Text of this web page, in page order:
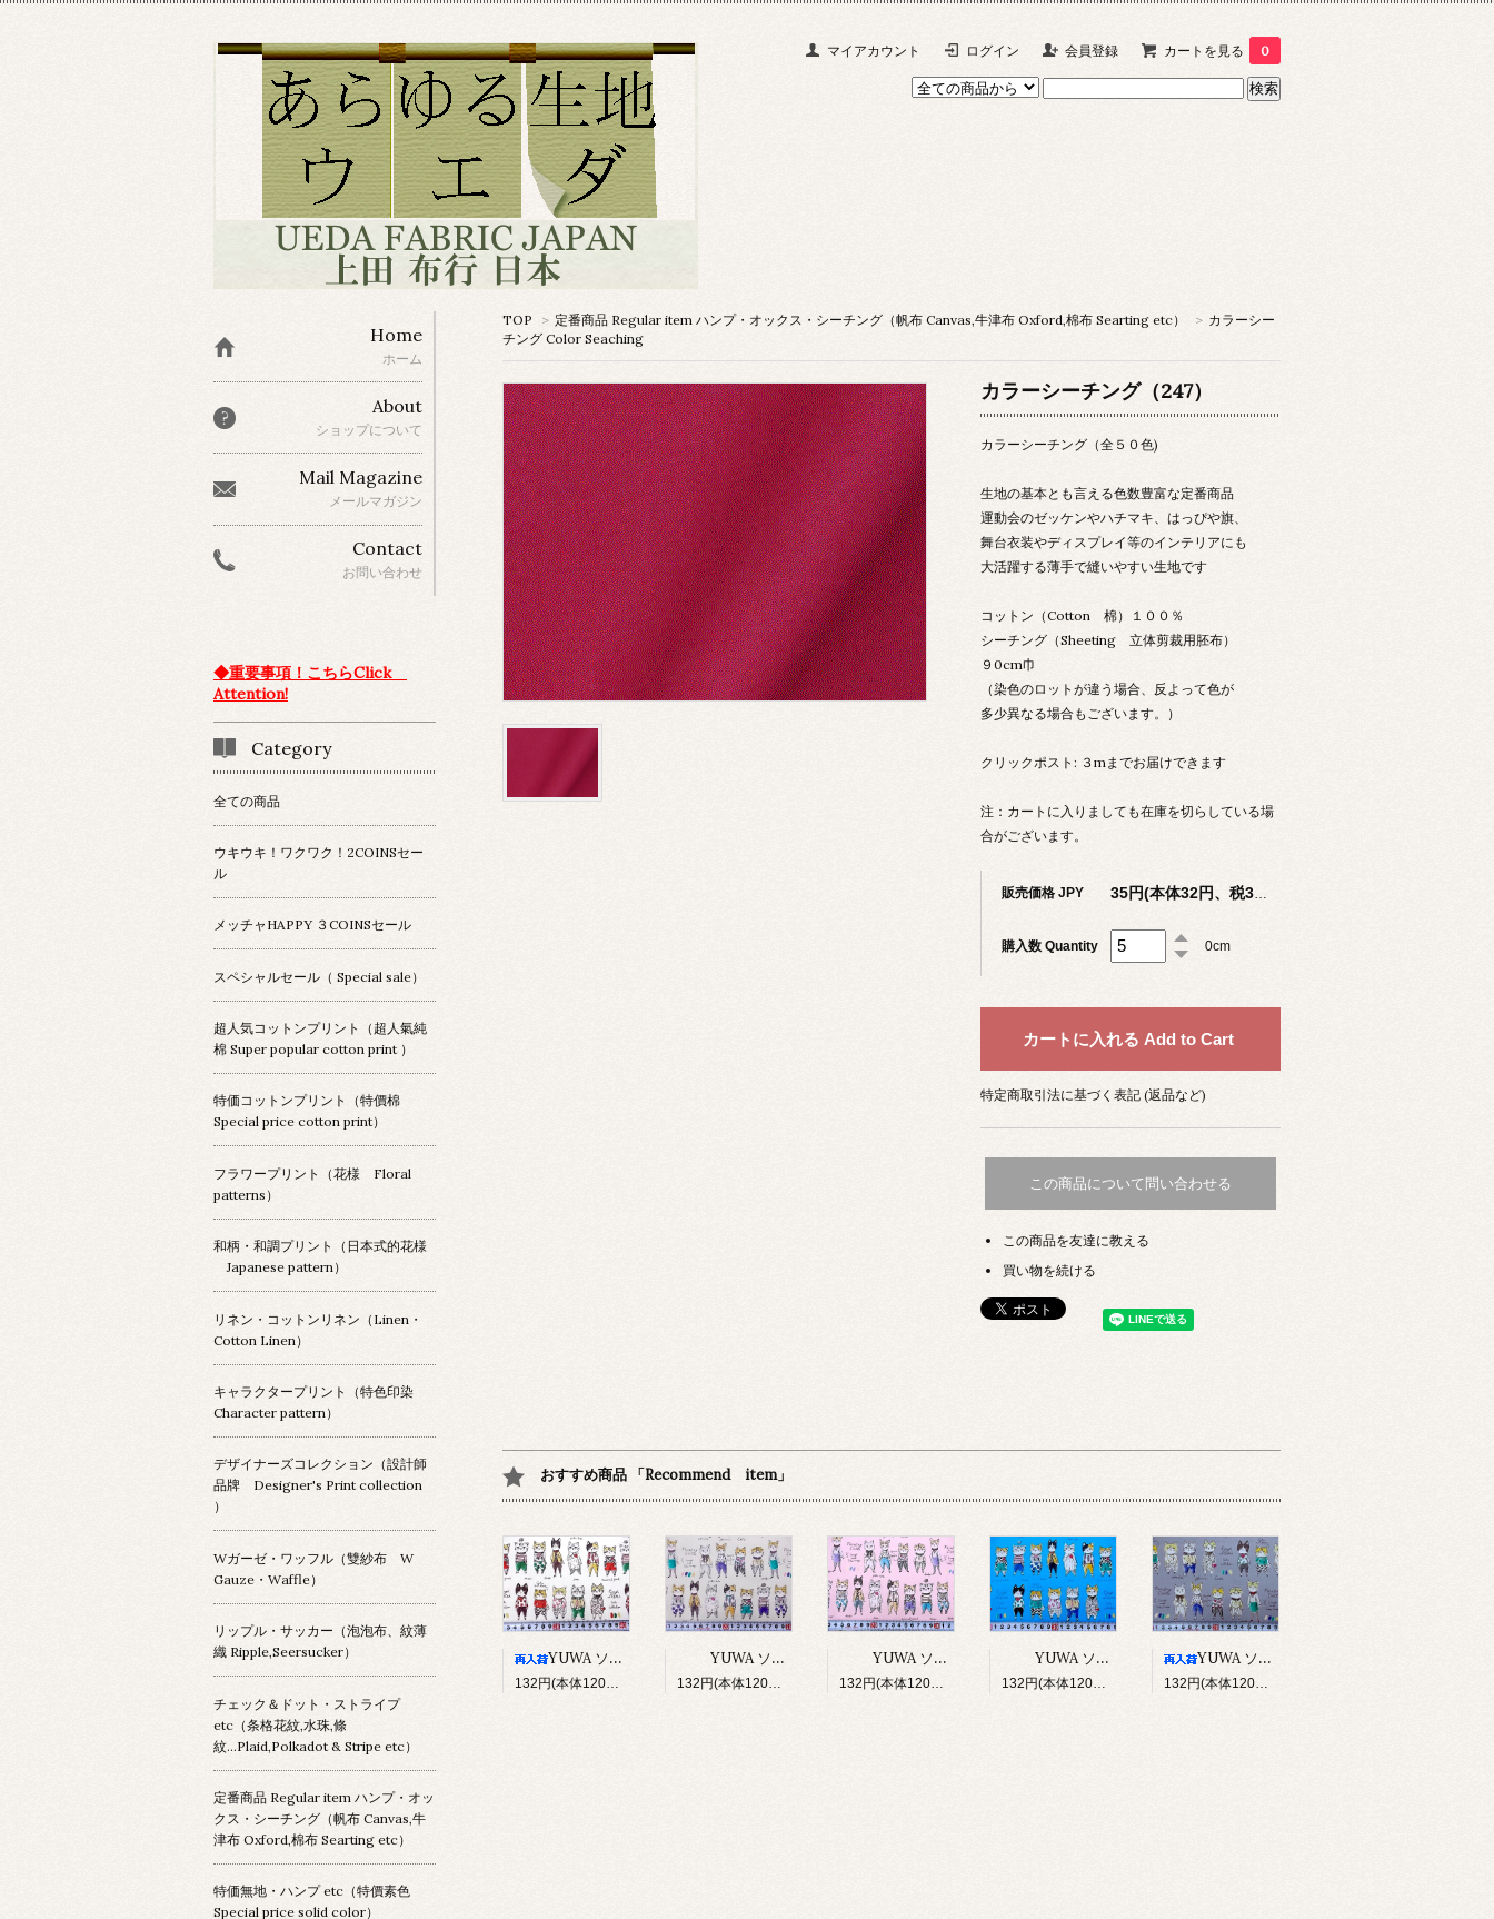
マイアカウント ログイン 会員登録 カートを見る 0
TOP > 定番商品 Regular item ハンプ・オックス・シーチング（帆布 Canvas,牛津布 Oxford,棉布 Searting etc） > カラーシー
チング Color Seaching
カラーシーチング（247）
カラーシーチング（全５０色)
生地の基本とも言える色数豊富な定番商品
運動会のゼッケンやハチマキ、はっぴや旗、
舞台衣装やディスプレイ等のインテリアにも
大活躍する薄手で縫いやすい生地です
コットン（Cotton 棉）１００％
シーチング（Sheeting 立体剪裁用胚布）
９0cm巾
（染色のロットが違う場合、反よって色が
多少異なる場合もございます。）
クリックポスト: ３mまでお届けできます
注：カートに入りましても在庫を切らしている場
合がございます。
販売価格 JPY
購入数 Quantity 0cm
特定商取引法に基づく表記 (返品など)
この商品について問い合わせる
この商品を友達に教える
買い物を続ける
おすすめ商品 「Recommend item」
YUWA ソバカスキッズ Rough sketch（アイボリー）
132円(本体120円、税12円)
YUWA ソバカスキッズ Rough sketch（ライトグレージュ）
132円(本体120円、税12円)
YUWA ソバカスキッズ Rough sketch（ライトピンク）
132円(本体120円、税12円)
YUWA ソバカスキッズ Rough sketch（ブルー）
132円(本体120円、税12円)
YUWA ソバカスキッズ Rough sketch（グレー）
132円(本体120円、税12円)
Home
ホーム
About
ショップについて
Mail Magazine
メールマガジン
Contact
お問い合わせ
◆重要事項！こちらClick
Attention!
Category
全ての商品
ウキウキ！ワクワク！2COINSセー
ル
メッチャHAPPY ３COINSセール
スペシャルセール（ Special sale）
超人気コットンプリント（超人氣純
棉 Super popular cotton print ）
特価コットンプリント（特價棉
Special price cotton print）
フラワープリント（花様 Floral
patterns）
和柄・和調プリント（日本式的花様
Japanese pattern）
リネン・コットンリネン（Linen・
Cotton Linen）
キャラクタープリント（特色印染
Character pattern）
デザイナーズコレクション（設計師
品牌 Designer's Print collection
）
Wガーゼ・ワッフル（雙紗布 W
Gauze・Waffle）
リップル・サッカー（泡泡布、紋薄
織 Ripple,Seersucker）
チェック＆ドット・ストライプ
etc（条格花紋,水珠,條
紋...Plaid,Polkadot & Stripe etc）
定番商品 Regular item ハンプ・オッ
クス・シーチング（帆布 Canvas,牛
津布 Oxford,棉布 Searting etc）
特価無地・ハンプ etc（特價素色
Special price solid color）